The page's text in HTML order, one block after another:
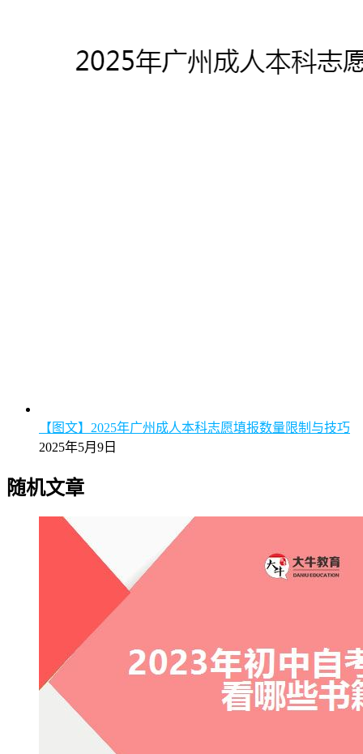
【图文】2025年广州成人本科志愿填报数量限制与技巧
2025年5月9日
随机文章